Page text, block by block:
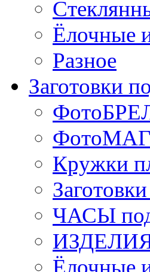
Ёлочные
Разное
Кружки
ЧАСЫ под
Ёлочные